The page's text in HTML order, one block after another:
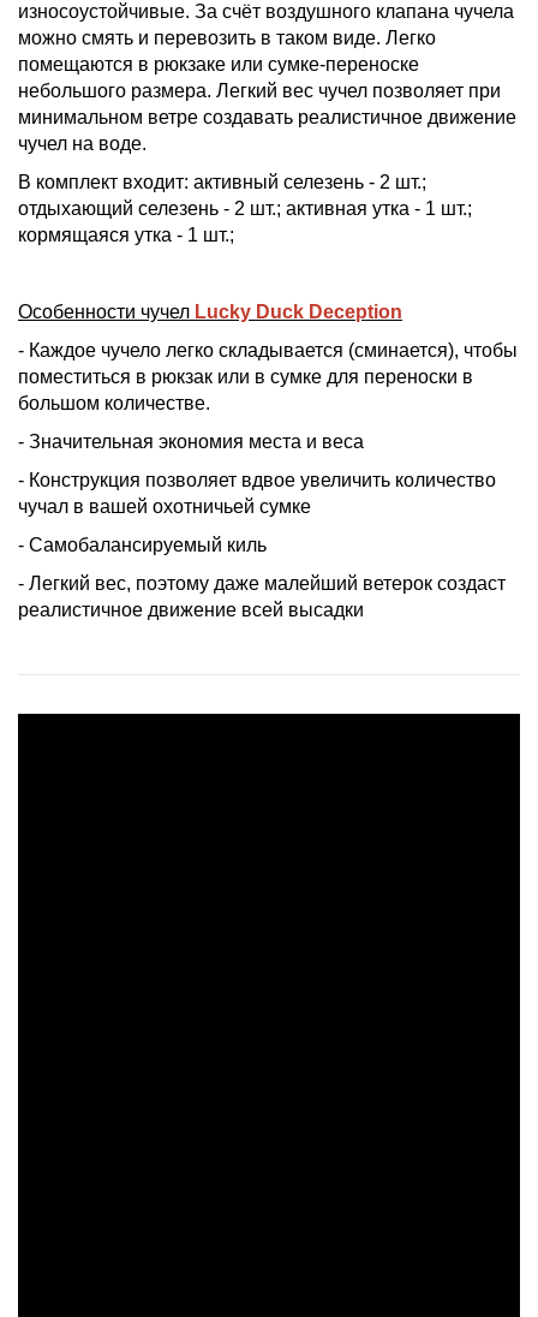
износоустойчивые. За счёт воздушного клапана чучела
можно смять и перевозить в таком виде. Легко
помещаются в рюкзаке или сумке-переноске
небольшого размера. Легкий вес чучел позволяет при
минимальном ветре создавать реалистичное движение
чучел на воде.
В комплект входит: активный селезень - 2 шт.;
отдыхающий селезень - 2 шт.; активная утка - 1 шт.;
кормящаяся утка - 1 шт.;
Особенности чучел Lucky Duck Deception
- Каждое чучело легко складывается (сминается), чтобы
поместиться в рюкзак или в сумке для переноски в
большом количестве.
- Значительная экономия места и веса
- Конструкция позволяет вдвое увеличить количество
чучал в вашей охотничьей сумке
- Самобалансируемый киль
- Легкий вес, поэтому даже малейший ветерок создаст
реалистичное движение всей высадки